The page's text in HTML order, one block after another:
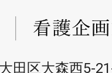
田区大森西5-